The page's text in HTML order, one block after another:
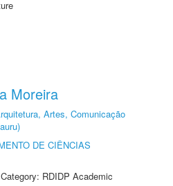
Moreira
Artes, Comunicação
DE CIÊNCIAS
RDIDP Academic